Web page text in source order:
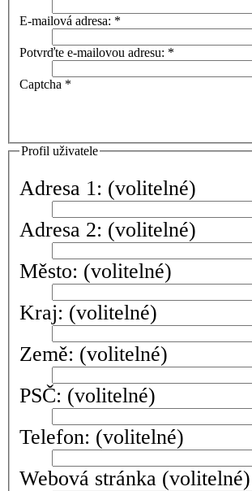
E-mailová adresa: *
Potvrďte e-mailovou adresu: *
Captcha *
Profil uživatele
Adresa 1: (volitelné)
Adresa 2: (volitelné)
Město: (volitelné)
Kraj: (volitelné)
Země: (volitelné)
PSČ: (volitelné)
Telefon: (volitelné)
Webová stránka (volitelné)